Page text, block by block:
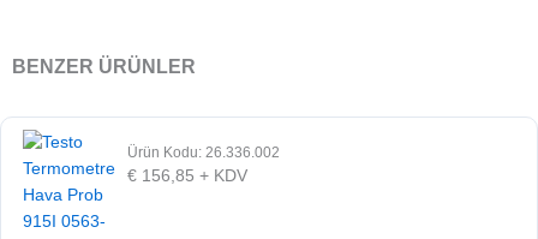
BENZER ÜRÜNLER
Ürün Kodu: 26.336.002
€ 156,85 + KDV